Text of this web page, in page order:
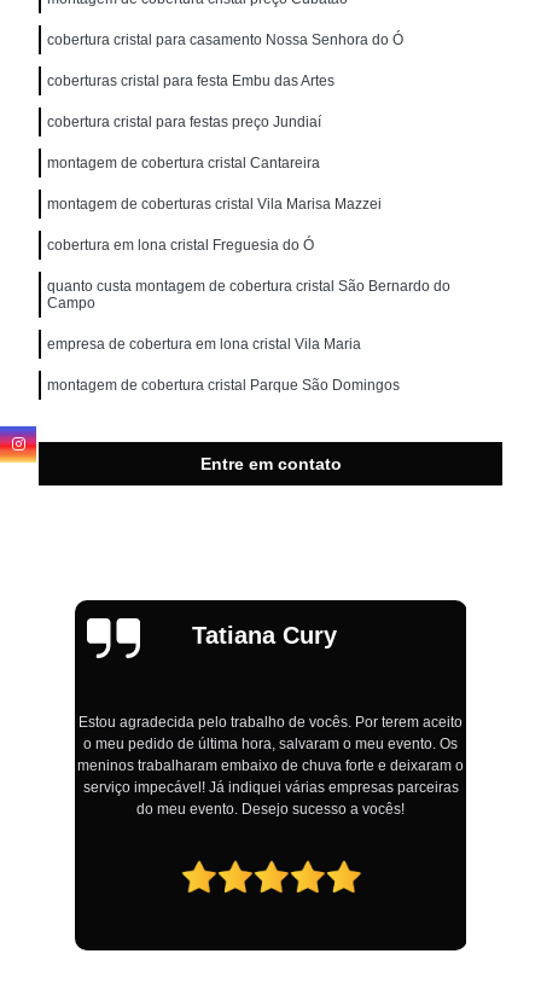
cobertura cristal para casamento Nossa Senhora do Ó
coberturas cristal para festa Embu das Artes
cobertura cristal para festas preço Jundiaí
montagem de cobertura cristal Cantareira
montagem de coberturas cristal Vila Marisa Mazzei
cobertura em lona cristal Freguesia do Ó
quanto custa montagem de cobertura cristal São Bernardo do
Campo
empresa de cobertura em lona cristal Vila Maria
montagem de cobertura cristal Parque São Domingos
Entre em contato
Tatiana Cury
Estou agradecida pelo trabalho de vocês. Por terem aceito
o meu pedido de última hora, salvaram o meu evento. Os
meninos trabalharam embaixo de chuva forte e deixaram o
serviço impecável! Já indiquei várias empresas parceiras
do meu evento. Desejo sucesso a vocês!